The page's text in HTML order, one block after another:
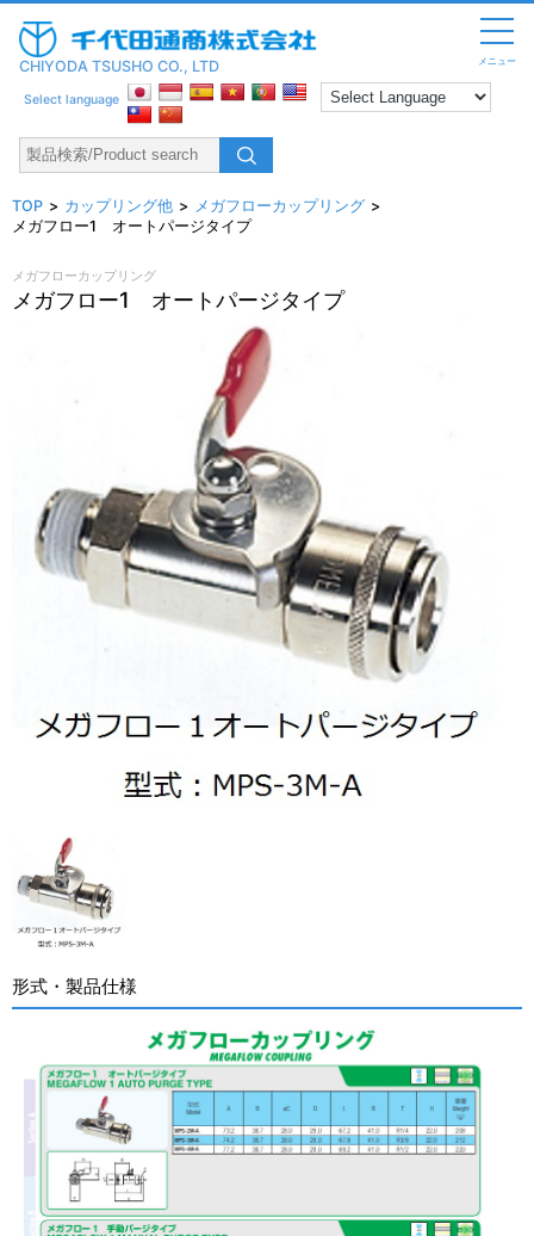
メニュー
CHIYODA TSUSHO CO., LTD
Select language
TOP カップリング他
メガフローカップリング
メガフロー1 オートパージタイプ
メガフローカップリング
メガフロー1 オートパージタイプ
形式・製品仕様